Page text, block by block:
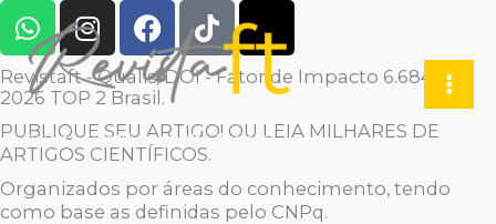
para
o
Revista Científica de Alto Impacto.
W
h
a
t
s
a
p
p
I
n
s
t
a
g
r
a
F
a
c
e
b
o
o
k
T
i
k
o
k
-
t
w
i
t
e
Revistaft - Qualis/DOI - Fator de Impacto 6.684 em
2026 TOP 2 Brasil.
PUBLIQUE SEU ARTIGO! OU LEIA MILHARES DE
ARTIGOS CIENTÍFICOS.
Organizados por áreas do conhecimento, tendo
como base as definidas pelo CNPq.